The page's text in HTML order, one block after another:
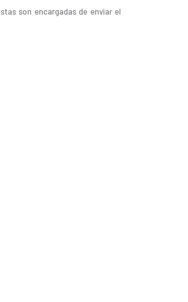
son encargadas de enviar el